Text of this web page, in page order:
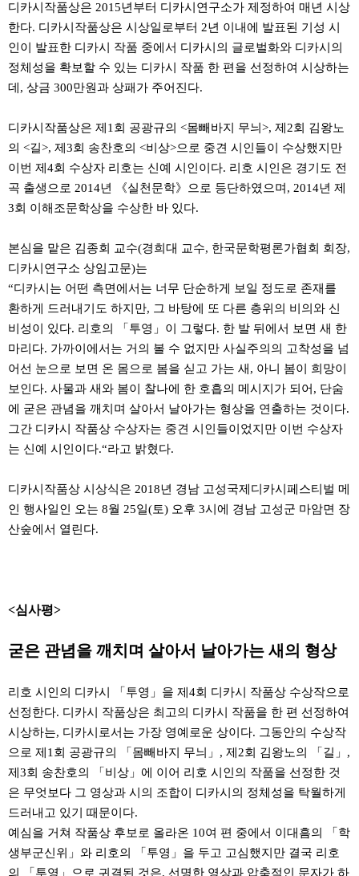
디카시작품상은 2015년부터 디카시연구소가 제정하여 매년 시상
한다. 디카시작품상은 시상일로부터 2년 이내에 발표된 기성 시
인이 발표한 디카시 작품 중에서 디카시의 글로벌화와 디카시의
정체성을 확보할 수 있는 디카시 작품 한 편을 선정하여 시상하는
데 , 상금 300만원과 상패가 주어진다.
디카시작품상은 제 1 회 공광규의 <몸빼바지 무늬 >, 제 2회 김왕노
의 <길>, 제 3회 송찬호의 <비상>으로 중견 시인들이 수상했지만
이번 제 4회 수상자 리호는 신예 시인이다. 리호 시인은 경기도 전
곡 출생으로 2014년 《실천문학》 으로 등단하였으며 , 2014년 제
3회 이해조문학상을 수상한 바 있다.
본심을 맡은 김종회 교수(경희대 교수, 한국문학평론가협회 회장,
디카시연구소 상임고문)는
“디카시는 어떤 측면에서는 너무 단순하게 보일 정도로 존재를
환하게 드러내기도 하지만, 그 바탕에 또 다른 층위의 비의와 신
비성이 있다. 리호의 「 투영 」 이 그렇다. 한 발 뒤에서 보면 새 한
마리다. 가까이에서는 거의 볼 수 없지만 사실주의의 고착성을 넘
어선 눈으로 보면 온 몸으로 봄을 싣고 가는 새 , 아니 봄이 희망이
보인다. 사물과 새와 봄이 찰나에 한 호흡의 메시지가 되어 , 단숨
에 굳은 관념을 깨치며 살아서 날아가는 형상을 연출하는 것이다.
그간 디카시 작품상 수상자는 중견 시인들이었지만 이번 수상자
는 신예 시인이다.“라고 밝혔다.
디카시작품상 시상식은 2018년 경남 고성국제디카시페스티벌 메
인 행사일인 오는 8월 25일(토) 오후 3시에 경남 고성군 마암면 장
산숲에서 열린다.
<심사평>
굳은 관념을 깨치며 살아서 날아가는 새의 형상
리호 시인의 디카시 「 투영 」 을 제 4회 디카시 작품상 수상작으로
선정한다. 디카시 작품상은 최고의 디카시 작품을 한 편 선정하여
시상하는, 디카시로서는 가장 영예로운 상이다. 그동안의 수상작
으로 제 1 회 공광규의 「 몸빼바지 무늬 」 , 제 2회 김왕노의 「 길 」 ,
제 3회 송찬호의 「 비상 」 에 이어 리호 시인의 작품을 선정한 것
은 무엇보다 그 영상과 시의 조합이 디카시의 정체성을 탁월하게
드러내고 있기 때문이다.
예심을 거쳐 작품상 후보로 올라온 10여 편 중에서 이대흠의 「 학
생부군신위 」 와 리호의 「 투영 」 을 두고 고심했지만 결국 리호
의
「 투영 」 으로 귀결된 것은, 선명한 영상과 압축적인 문자가 하